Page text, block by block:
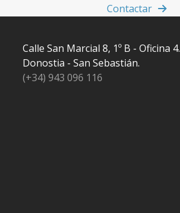
Contactar
Calle San Marcial 8, 1º B - Oficina 4.
Donostia - San Sebastián.
(+34) 943 096 116